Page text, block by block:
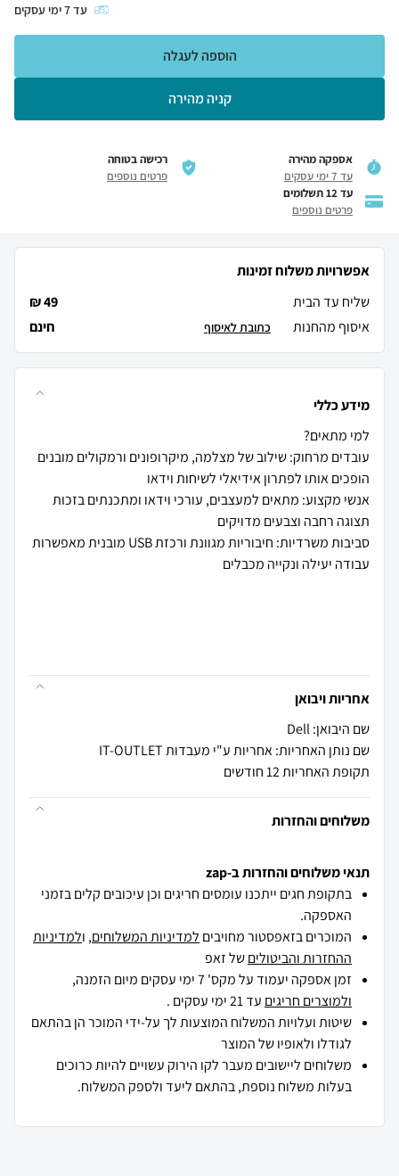
עד7ימי עסקים
קניה מהירה
הוספה לעגלה
אספקה מהירה
עד 7 ימי עסקים
רכישה בטוחה
פרטים נוספים
עד 12 תשלומים
פרטים נוספים
אפשרויות משלוח זמינות
שליח עד הבית
49 ₪
איסוף מהחנות
חינם כתובת לאיסוף
מידע כללי
עובדים מרחוק: שילוב של מצלמה, מיקרופונים ורמקולים מובנים
אנשי מקצוע: מתאים למעצבים, עורכי וידאו ומתכנתים בזכות
סביבות משרדיות: חיבוריות מגוונת ורכזת USB מובנית מאפשרות
אחריות ויבואן
שם היבואן: Dell
שם נותן האחריות: אחריות ע"י מעבדות IT-OUTLET
תקופת האחריות 12 חודשים
משלוחים והחזרות
תנאי משלוחים והחזרות ב-zap
בתקופת חגים ייתכנו עומסים חריגים וכן עיכובים קלים בזמני
האספקה.
המוכרים בזאפסטור מחויבים למדיניות המשלוחים, ולמדיניות
ההחזרות והביטוליםשל זאפ
זמן אספקה יעמוד על מקס' 7 ימי עסקים מיום הזמנה,
ולמוצרים חריגים עד 21 ימי עסקים .
שיטות ועלויות המשלוח המוצעות לך על-ידי המוכר הן בהתאם
לגודלו ולאופיו של המוצר
משלוחים ליישובים מעבר לקו הירוק עשויים להיות כרוכים
בעלות משלוח נוספת, בהתאם ליעד ולספק המשלוח.